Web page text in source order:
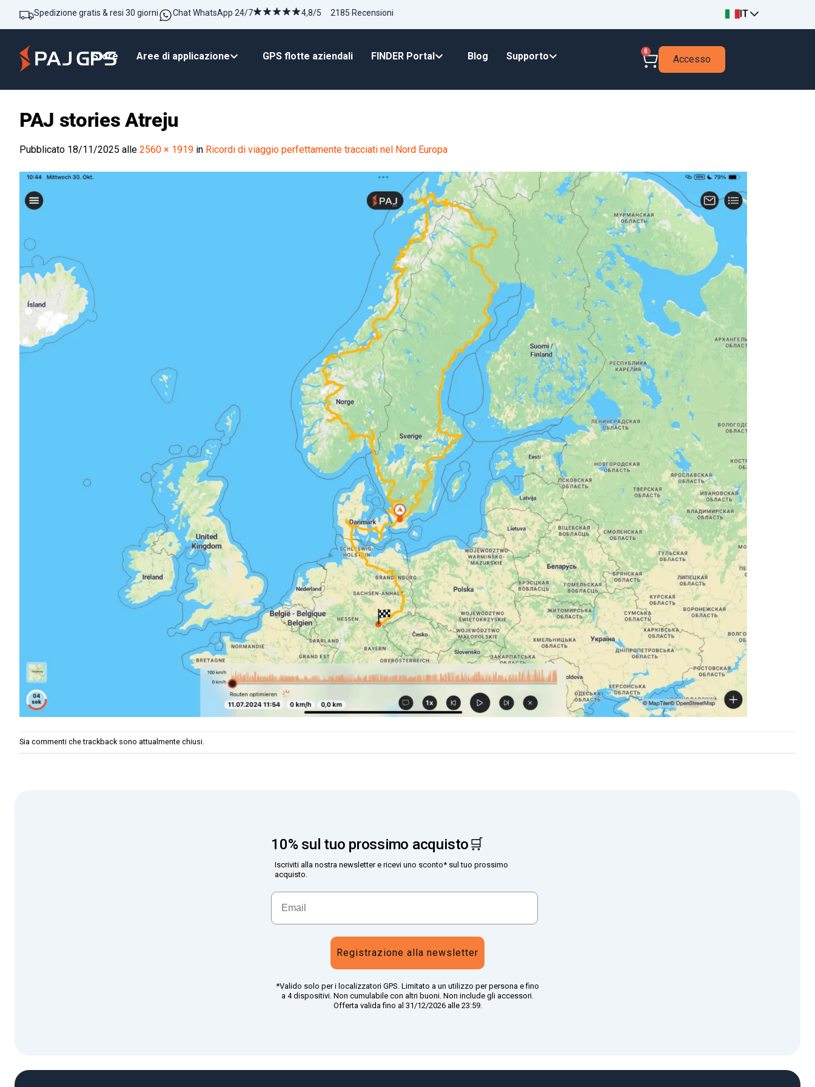
Spedizione gratis & resi 30 giorni Chat WhatsApp 24/7 4,8/5 2185 Recensioni IT
Store Aree di applicazione GPS flotte aziendali FINDER Portal Blog Supporto 0
Accesso
PAJ stories Atreju
Pubblicato 18/11/2025 alle 2560 × 1919 in Ricordi di viaggio perfettamente tracciati nel Nord Europa
Sia commenti che trackback sono attualmente chiusi.
10% sul tuo prossimo acquisto🛒
Iscriviti alla nostra newsletter e ricevi uno sconto* sul tuo prossimo
acquisto.
Registrazione alla newsletter
*Valido solo per i localizzatori GPS. Limitato a un utilizzo per persona e fino
a 4 dispositivi. Non cumulabile con altri buoni. Non include gli accessori.
Offerta valida fino al 31/12/2026 alle 23:59.